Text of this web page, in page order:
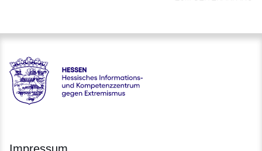
Hessen - Hessisches Informations- und Kompetenzzentrum